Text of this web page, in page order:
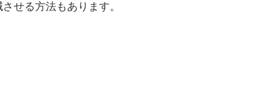
せる方法もあります。